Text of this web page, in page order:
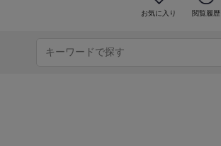
お気に入り 閲覧履歴